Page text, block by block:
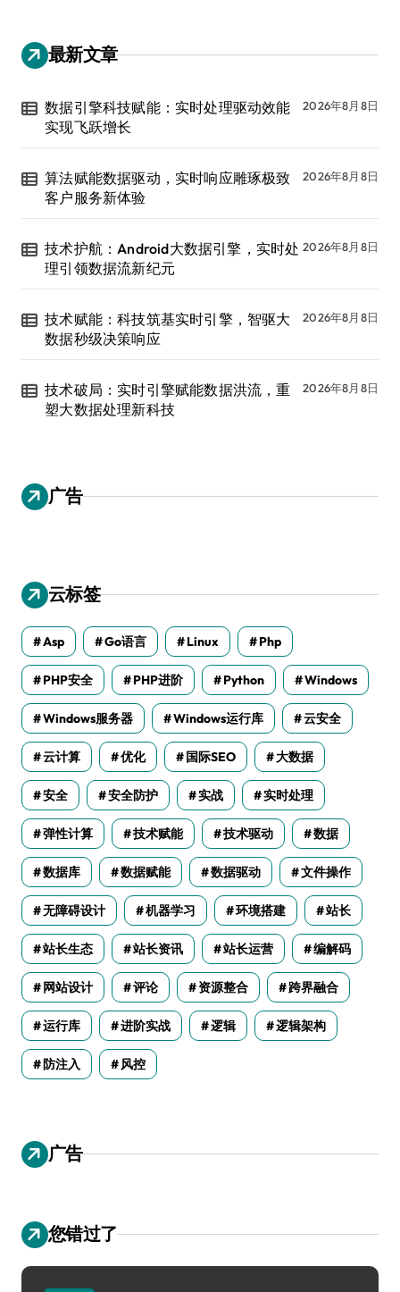
最新文章
数据引擎科技赋能：实时处理驱动效能
实现飞跃增长
2026年8月8日
算法赋能数据驱动，实时响应雕琢极致
客户服务新体验
2026年8月8日
技术护航：Android大数据引擎，实时处
理引领数据流新纪元
2026年8月8日
技术赋能：科技筑基实时引擎，智驱大
数据秒级决策响应
2026年8月8日
技术破局：实时引擎赋能数据洪流，重
塑大数据处理新科技
2026年8月8日
广告
云标签
Asp Go语言 Linux Php
PHP安全 PHP进阶 Python Windows
Windows服务器 Windows运行库 云安全
云计算 优化 国际SEO 大数据
安全 安全防护 实战 实时处理
弹性计算 技术赋能 技术驱动 数据
数据库 数据赋能 数据驱动 文件操作
无障碍设计 机器学习 环境搭建 站长
站长生态 站长资讯 站长运营 编解码
网站设计 评论 资源整合 跨界融合
运行库 进阶实战 逻辑 逻辑架构
防注入 风控
广告
您错过了